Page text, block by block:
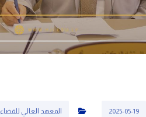
2025-05-19 المعهد العالي للقضاء